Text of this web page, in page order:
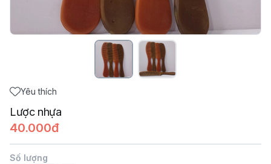
Yêu thích
Lược nhựa
40.000đ
Số lượng